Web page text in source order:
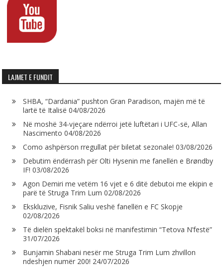
LAJMET E FUNDIT
SHBA, “Dardania” pushton Gran Paradison, majën më të
lartë të Italisë 04/08/2026
Në moshë 34-vjeçare ndërroi jetë luftëtari i UFC-së, Allan
Nascimento 04/08/2026
Como ashpërson rregullat për biletat sezonale! 03/08/2026
Debutim ëndërrash për Olti Hysenin me fanellën e Brøndby
IF! 03/08/2026
Agon Demiri me vetëm 16 vjet e 6 ditë debutoi me ekipin e
parë të Struga Trim Lum 02/08/2026
Ekskluzive, Fisnik Saliu veshë fanellën e FC Skopje
02/08/2026
Të dielën spektakël boksi në manifestimin “Tetova N’festë”
31/07/2026
Bunjamin Shabani nesër me Struga Trim Lum zhvillon
ndeshjen numër 200! 24/07/2026